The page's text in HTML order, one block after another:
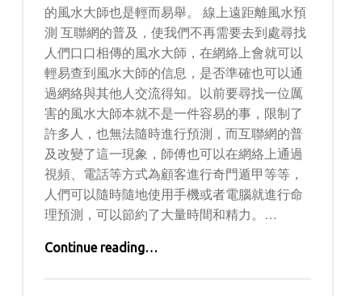
的風水大師也是輕而易舉。 線上遠距離風水預
測 互聯網的普及，使我們不再需要去到處尋找
人們口口相傳的風水大師，在網絡上會就可以
輕易查到風水大師的信息，是否準確也可以通
過網絡與其他人交流得知。以前要尋找一位厲
害的風水大師本就不是一件容易的事，限制了
許多人，也無法隨時進行預測，而互聯網的普
及改變了這一現象，師傅也可以在網絡上通過
視頻、電話等方式為顧客進行奇門遁甲等等，
人們可以隨時隨地使用手機或者電腦就進行命
理預測，可以節約了大量時間和精力。…
Continue reading“互聯網看風水？不出門算出你的事業運勢”
…